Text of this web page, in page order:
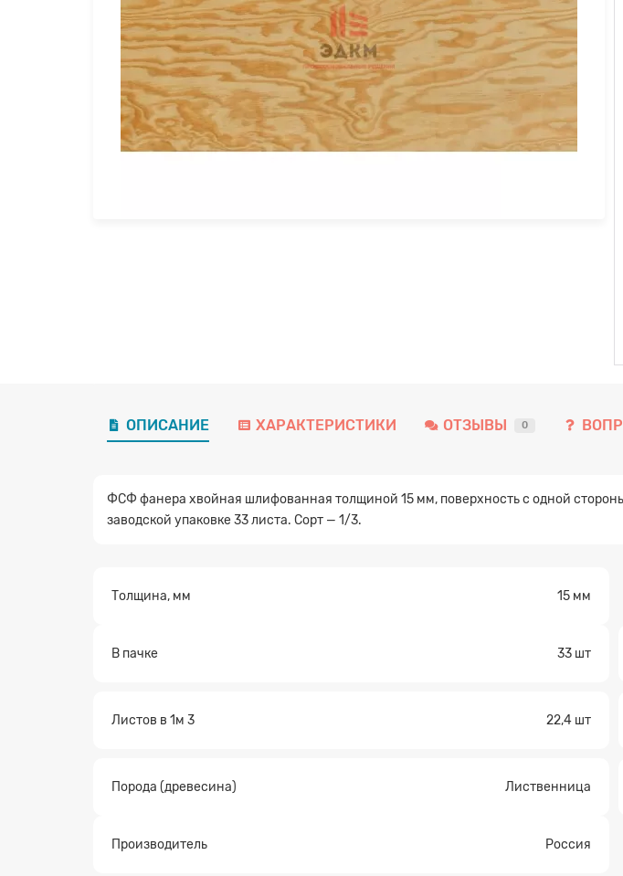
ОПИСАНИЕ ХАРАКТЕРИСТИКИ ОТЗЫВЫ 0
ФСФ фанера хвойная шлифованная толщиной 15 мм, поверхность с одной
заводской упаковке 33 листа. Сорт — 1/3.
Толщина, мм 15 мм
В пачке 33 шт
Листов в 1м 3 22,4 шт
Порода (древесина) Лиственница
Производитель Россия